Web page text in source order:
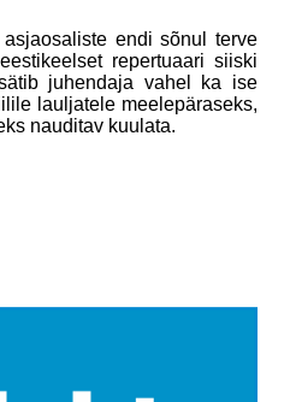
endi sõnul terve
repertuaari siiski
juhendaja vahel ka ise
lauljatele meelepäraseks,
nauditav kuulata.